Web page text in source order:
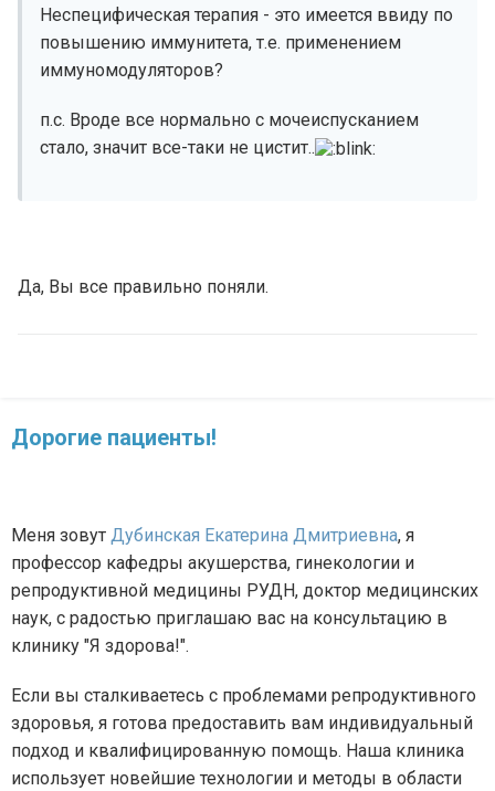
Неспецифическая терапия - это имеется ввиду по
повышению иммунитета, т.е. применением
иммуномодуляторов?
п.с. Вроде все нормально с мочеиспусканием
стало, значит все-таки не цистит..
Да, Вы все правильно поняли.
Дорогие пациенты!
Меня зовут Дубинская Екатерина Дмитриевна, я
профессор кафедры акушерства, гинекологии и
репродуктивной медицины РУДН, доктор медицинских
наук, с радостью приглашаю вас на консультацию в
клинику "Я здорова!".
Если вы сталкиваетесь с проблемами репродуктивного
здоровья, я готова предоставить вам индивидуальный
подход и квалифицированную помощь. Наша клиника
использует новейшие технологии и методы в области